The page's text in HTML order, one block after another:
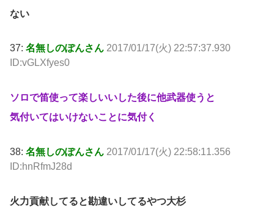
ない
37: 名無しのぽんさん 2017/01/17(火) 22:57:37.930
ID:vGLXfyes0
ソロで笛使って楽しいいした後に他武器使うと
気付いてはいけないことに気付く
38: 名無しのぽんさん 2017/01/17(火) 22:58:11.356
ID:hnRfmJ28d
火力貢献してると勘違いしてるやつ大杉